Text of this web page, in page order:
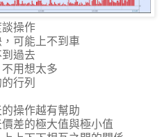
操作
可能上不到車
過去
用想太多
行列
操作越有幫助
差的極大值與極小值